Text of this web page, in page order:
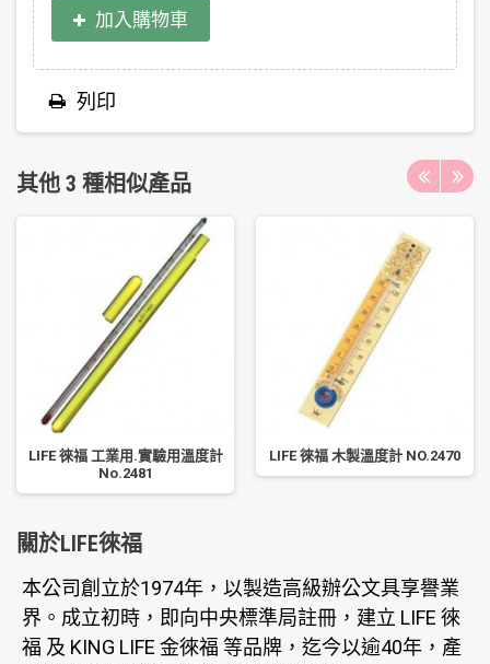
加入購物車
列印
其他 3 種相似產品
LIFE 徠福 工業用.實驗用溫度計
No.2481
LIFE 徠福 木製溫度計 NO.2470
關於LIFE徠福
本公司創立於1974年，以製造高級辦公文具享譽業
界。成立初時，即向中央標準局註冊，建立 LIFE 徠
福 及 KING LIFE 金徠福 等品牌，迄今以逾40年，產